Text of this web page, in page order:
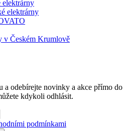
elektrárny
elektrárny
v Českém Krumlově
a odebírejte novinky a akce přímo do
kdykoli odhlásit.
podmínkami